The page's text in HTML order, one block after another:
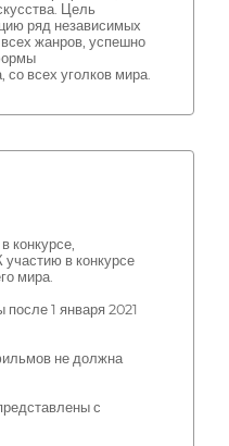
Цель
ряд независимых
жанров, успешно
со всех уголков мира.
конкурсе,
в конкурсе
мира.
1 января 2021
не должна
с